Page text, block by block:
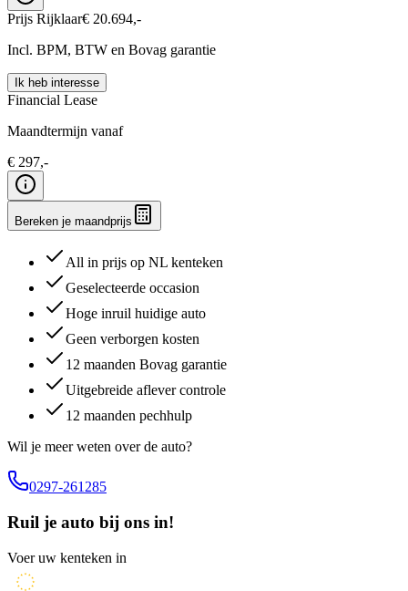
Prijs Rijklaar€ 20.694,-
Incl. BPM, BTW en Bovag garantie
Ik heb interesse
Financial Lease
Maandtermijn vanaf
€ 297,-
Bereken je maandprijs
All in prijs op NL kenteken
Geselecteerde occasion
Hoge inruil huidige auto
Geen verborgen kosten
12 maanden Bovag garantie
Uitgebreide aflever controle
12 maanden pechhulp
Wil je meer weten over de auto?
0297-261285
Ruil je auto bij ons in!
Voer uw kenteken in